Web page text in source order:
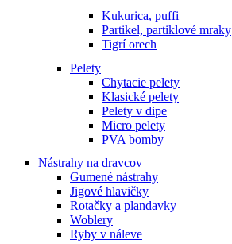
Kukurica, puffi
Partikel, partiklové mraky
Tigrí orech
Pelety
Chytacie pelety
Klasické pelety
Pelety v dipe
Micro pelety
PVA bomby
Nástrahy na dravcov
Gumené nástrahy
Jigové hlavičky
Rotačky a plandavky
Woblery
Ryby v náleve